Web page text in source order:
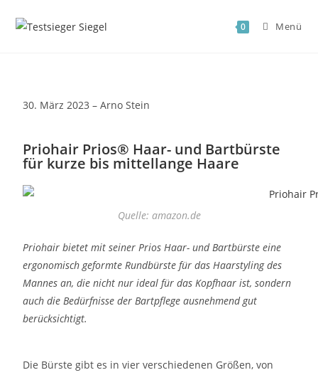
0 Menü
30. März 2023 – Arno Stein
Priohair Prios® Haar- und Bartbürste
für kurze bis mittellange Haare
Quelle: amazon.de
Priohair bietet mit seiner Prios Haar- und Bartbürste eine
ergonomisch geformte Rundbürste für das Haarstyling des
Mannes an, die nicht nur ideal für das Kopfhaar ist, sondern
auch die Bedürfnisse der Bartpflege ausnehmend gut
berücksichtigt.
Die Bürste gibt es in vier verschiedenen Größen, von